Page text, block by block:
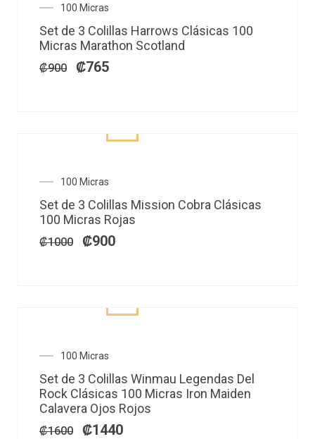
100 Micras
Set de 3 Colillas Harrows Clásicas 100
Micras Marathon Scotland
₡900
El
precio
original
era:
₡900.
₡765
precio
actual
es:
₡765.
100 Micras
Set de 3 Colillas Mission Cobra Clásicas
100 Micras Rojas
₡1000
El
precio
original
era:
₡1000.
₡900
precio
actual
es:
₡900.
100 Micras
Set de 3 Colillas Winmau Legendas Del
Rock Clásicas 100 Micras Iron Maiden
Calavera Ojos Rojos
₡1600
El
precio
original
era:
₡1600.
₡1440
precio
actual
es:
₡1440.